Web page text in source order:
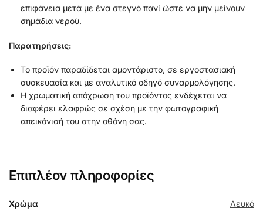
επιφάνεια μετά με ένα στεγνό πανί ώστε να μην μείνουν
σημάδια νερού.
Παρατηρήσεις:
Το προϊόν παραδίδεται αμοντάριστο, σε εργοστασιακή
συσκευασία και με αναλυτικό οδηγό συναρμολόγησης.
Η χρωματική απόχρωση του προϊόντος ενδέχεται να
διαφέρει ελαφρώς σε σχέση με την φωτογραφική
απεικόνισή του στην οθόνη σας.
Επιπλέον πληροφορίες
Χρώμα Λευκό